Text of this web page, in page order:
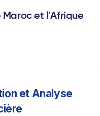
Maroc et l'Afrique
et Analyse